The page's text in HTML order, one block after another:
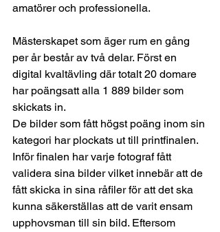
amatörer och professionella.
Mästerskapet som äger rum en gång
per år består av två delar. Först en
digital kvaltävling där totalt 20 domare
har poängsatt alla 1 889 bilder som
skickats in.
De bilder som fått högst poäng inom sin
kategori har plockats ut till printfinalen.
Inför finalen har varje fotograf fått
validera sina bilder vilket innebär att de
fått skicka in sina råfiler för att det ska
kunna säkerställas att de varit ensam
upphovsman till sin bild. Eftersom